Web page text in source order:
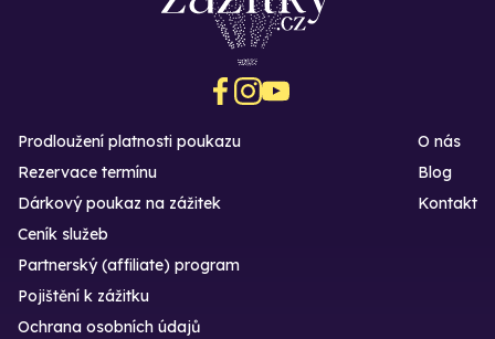
Prodloužení platnosti poukazu
Rezervace termínu
Dárkový poukaz na zážitek
O nás
Blog
Kontakt
Ceník služeb
Partnerský (affiliate) program
Pojištění k zážitku
Ochrana osobních údajů